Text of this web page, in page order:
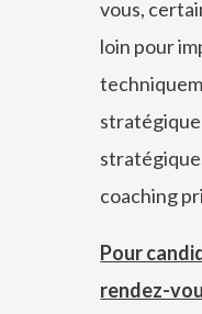
vous,
loin pour
coaching
Pour
rendez-